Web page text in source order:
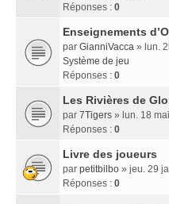
Réponses : 0
Enseignements
par GianniVacca » lun.
Système de jeu
Réponses : 0
Les Rivières de
par 7Tigers » lun. 18
Réponses : 0
Livre des joueurs
par petitbilbo » jeu. 29
Réponses : 0